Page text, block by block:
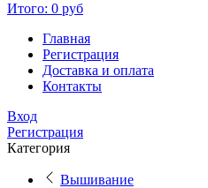
Итого: 0 руб
Главная
Регистрация
Доставка и оплата
Контакты
Вход
Регистрация
Категория
Вышивание